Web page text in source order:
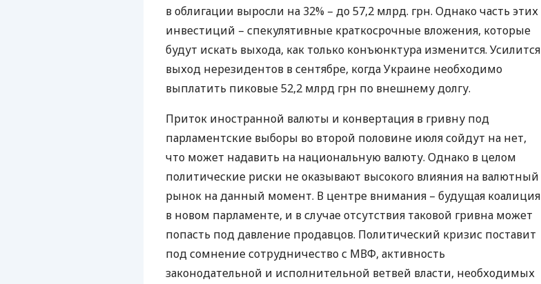
в облигации выросли на 32% – до 57,2 млрд. грн. Однако часть этих
инвестиций – спекулятивные краткосрочные вложения, которые
будут искать выхода, как только конъюнктура изменится. Усилится
выход нерезидентов в сентябре, когда Украине необходимо
выплатить пиковые 52,2 млрд грн по внешнему долгу.
Приток иностранной валюты и конвертация в гривну под
парламентские выборы во второй половине июля сойдут на нет,
что может надавить на национальную валюту. Однако в целом
политические риски не оказывают высокого влияния на валютный
рынок на данный момент. В центре внимания – будущая коалиция
в новом парламенте, и в случае отсутствия таковой гривна может
попасть под давление продавцов. Политический кризис поставит
под сомнение сотрудничество с МВФ, активность
законодательной и исполнительной ветвей власти, необходимых